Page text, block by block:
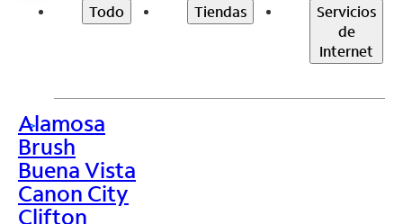
Todo Tiendas
Servicios
de
Internet
>
Alamosa
Brush
Buena Vista
Canon City
Clifton